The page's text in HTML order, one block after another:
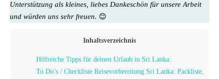
Unterstützung als kleines, liebes Dankeschön für unsere Arbeit
und würden uns sehr freuen. 😊
Inhaltsverzeichnis
Hilfreiche Tipps für deinen Urlaub in Sri Lanka:
To Do’s / Checkliste Reisevorbereitung Sri Lanka: Packliste,